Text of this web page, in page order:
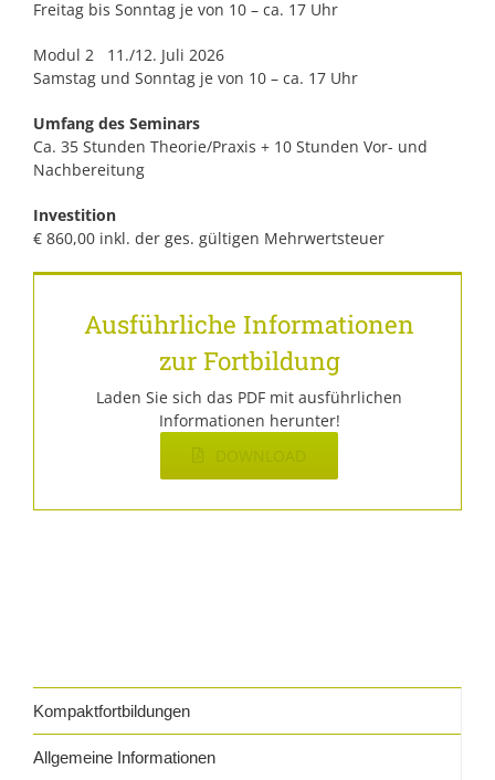
Freitag bis Sonntag je von 10 – ca. 17 Uhr
Modul 2 11./12. Juli 2026
Samstag und Sonntag je von 10 – ca. 17 Uhr
Umfang des Seminars
Ca. 35 Stunden Theorie/Praxis + 10 Stunden Vor- und
Nachbereitung
Investition
€ 860,00 inkl. der ges. gültigen Mehrwertsteuer
Ausführliche Informationen
zur Fortbildung
Laden Sie sich das PDF mit ausführlichen
Informationen herunter!
Kompaktfortbildungen
Allgemeine Informationen